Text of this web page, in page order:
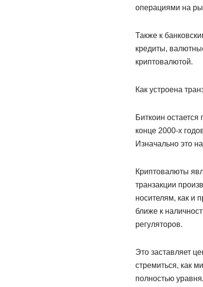
операциями на
Также к
кредиты,
криптовалютой.
Как устроена
Биткоин
конце 2000-х
Изначально это
Криптовалюты
транзакции
носителям, как и
ближе к
регуляторов.
Это заставляет
стремиться, как
полностью